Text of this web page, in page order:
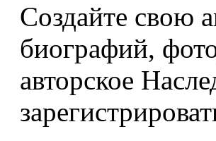
Создайте свою
биографий,
авторское